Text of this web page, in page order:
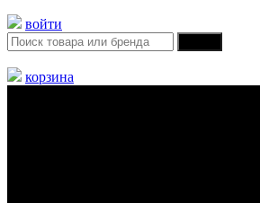
войти
корзина